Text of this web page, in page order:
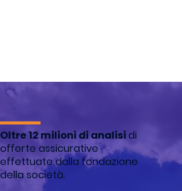
Oltre 12 milioni di analisi di
offerte assicurative
effettuate dalla fondazione
della società.